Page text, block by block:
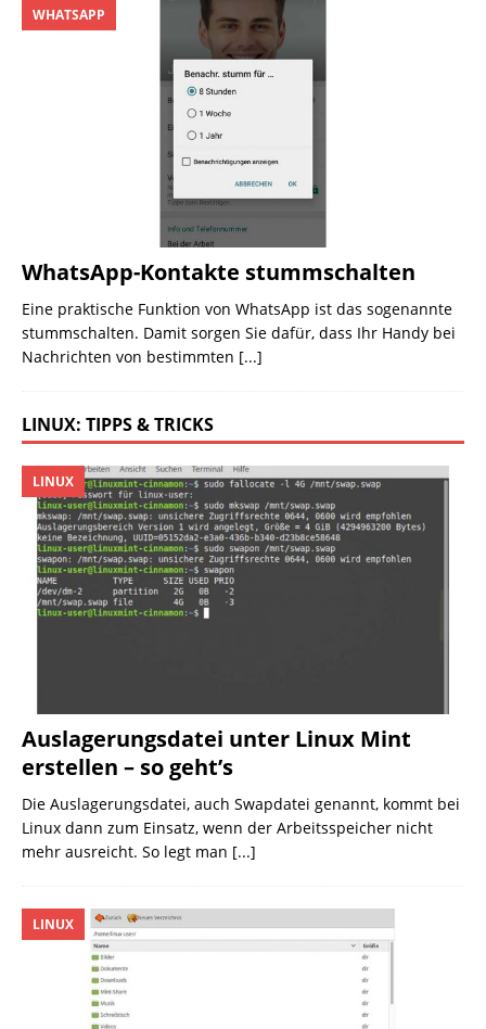
WhatsApp-Kontakte stummschalten
WHATSAPP
Eine praktische Funktion von WhatsApp ist das sogenannte
stummschalten. Damit sorgen Sie dafür, dass Ihr Handy bei
Nachrichten von bestimmten [...]
LINUX: TIPPS & TRICKS
Auslagerungsdatei unter Linux Mint
erstellen – so geht’s
LINUX
Die Auslagerungsdatei, auch Swapdatei genannt, kommt bei
Linux dann zum Einsatz, wenn der Arbeitsspeicher nicht
mehr ausreicht. So legt man [...]
LINUX